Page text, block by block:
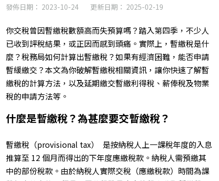
發佈日期： 2023-10-24
更新日期： 2025-02-19
你交稅曾因暫繳稅數額高而失預算嗎？踏入第四季，不少人
已收到評稅結果，或正因而感到頭痛。實際上，暫繳稅是什
麼？稅務局如何計算出暫繳稅？如果有經濟困難，能否申請
暫緩繳交？本文為你破解暫繳稅相關資訊，讓你快速了解暫
繳稅的計算方法，以及延期繳交暫繳利得稅、薪俸稅及物業
稅的申請方法等。
什麼是暫繳稅？為甚麼要交暫繳稅？
暫繳稅（provisional tax） 是按納稅人上一課稅年度的入息
推算至 12 個月而得出的下年度應繳稅款。納稅人需預繳其
中的部份稅款。由於納稅人實際交稅（應繳稅款）時間為課